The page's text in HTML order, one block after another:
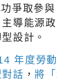
爭取參與
導能源
設計。
年度勞
話 ，將